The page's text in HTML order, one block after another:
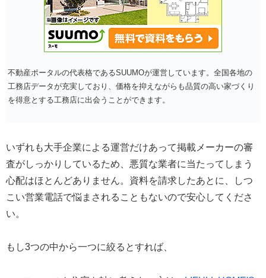
不動産ポータルの代表格であるSUUMOが運営しています。全国各地の
工務店データが充実しており、価格を抑えながらも品質の高い家づくり
を得意とする工務店に出会うことができます。
いずれも大手企業による運営だけあって掲載メーカーの審
査がしっかりしているため、悪質な業者に当たってしまう
心配はほとんどありません。資料を請求したあとに、しつ
こい営業電話で悩まされることもないので安心してくださ
い。
もし3つの中から一つに絞るとすれば、